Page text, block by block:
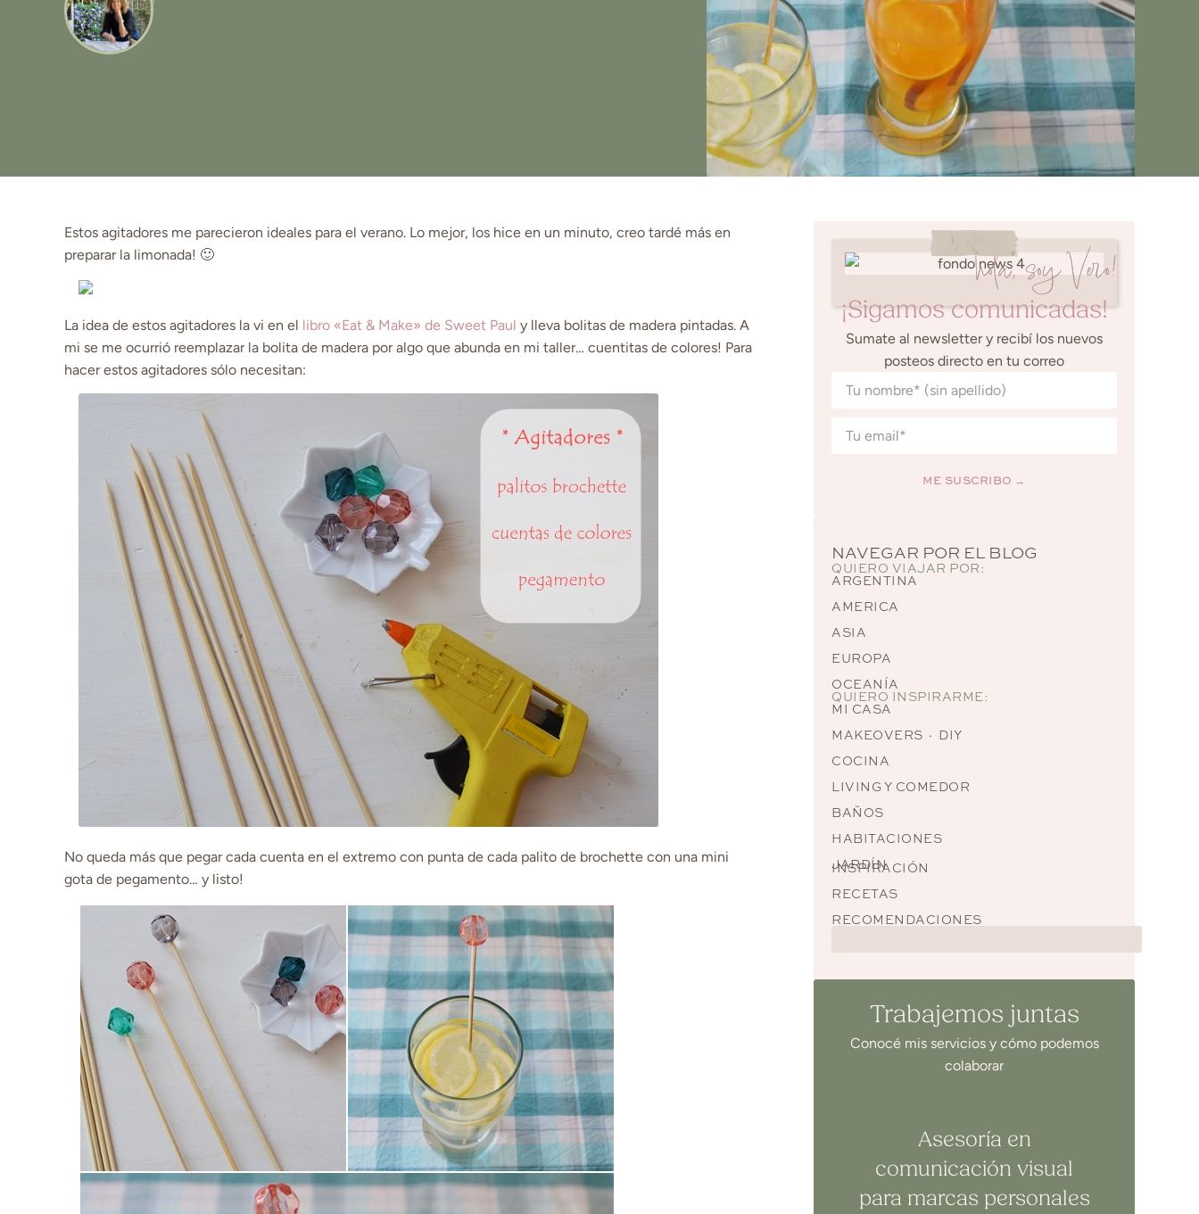
Estos agitadores me parecieron ideales para el verano. Lo mejor, los hice en un minuto, creo tardé más en
preparar la limonada! 🙂
La idea de estos agitadores la vi en el libro «Eat & Make» de Sweet Paul y lleva bolitas de madera pintadas. A
mi se me ocurrió reemplazar la bolita de madera por algo que abunda en mi taller… cuentitas de colores! Para
hacer estos agitadores sólo necesitan:
No queda más que pegar cada cuenta en el extremo con punta de cada palito de brochette con una mini
gota de pegamento… y listo!
hola, soy Vero!
¡Sigamos comunicadas!
Sumate al newsletter y recibí los nuevos
posteos directo en tu correo
ME SUSCRIBO →
NAVEGAR POR EL BLOG
QUIERO VIAJAR POR:
ARGENTINA
AMERICA
ASIA
EUROPA
OCEANÍA
QUIERO INSPIRARME:
MI CASA
MAKEOVERS · DIY
COCINA
LIVING Y COMEDOR
BAÑOS
HABITACIONES
JARDÍN
INSPIRACIÓN
RECETAS
RECOMENDACIONES
Trabajemos juntas
Conocé mis servicios y cómo podemos
colaborar
Asesoría en
comunicación visual
para marcas personales